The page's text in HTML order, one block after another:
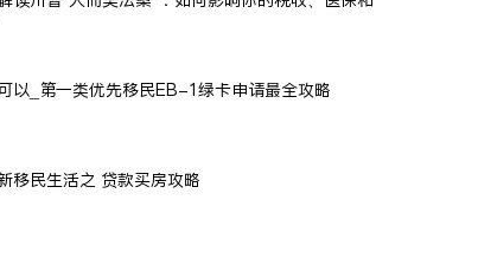
以_第一类优先移民EB-1绿卡申请最全攻略
移民生活之 贷款买房攻略